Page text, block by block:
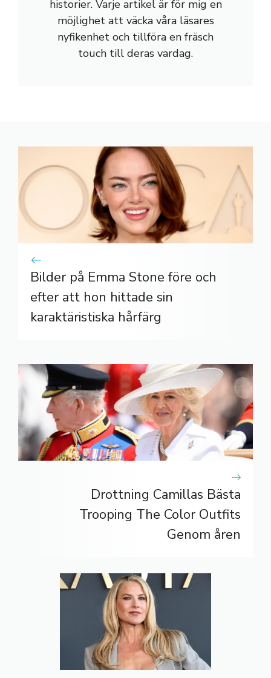
historier. Varje artikel är för mig en
möjlighet att väcka våra läsares
nyfikenhet och tillföra en fräsch
touch till deras vardag.
Bilder på Emma Stone före och
efter att hon hittade sin
karaktäristiska hårfärg
Drottning Camillas Bästa
Trooping The Color Outfits
Genom åren